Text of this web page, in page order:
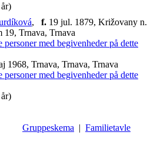
, f. 19 jul. 1879, Križovany n.
19, Trnava, Trnava
1968, Trnava, Trnava, Trnava
Gruppeskema | Familietavle